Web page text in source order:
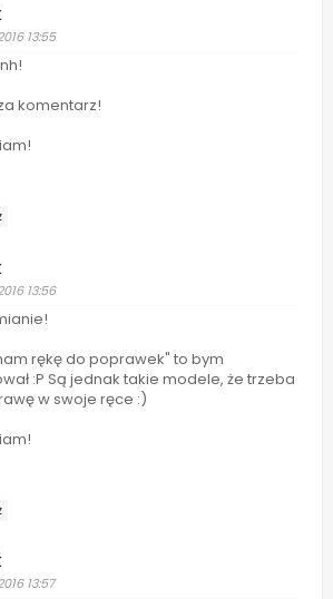
13:55
komentarz!
13:56
rękę do poprawek" to bym
:P Są jednak takie modele, że trzeba
w swoje ręce :)
13:57